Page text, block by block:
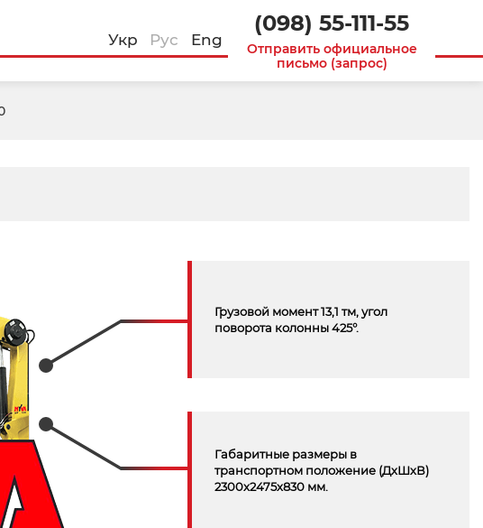
Укр Рус Eng
(098) 55-111-55
Отправить официальное
письмо (запрос)
Грузовой момент 13,1 тм, угол
поворота колонны 425°.
Габаритные размеры в
транспортном положение (ДхШхВ)
2300x2475x830 мм.